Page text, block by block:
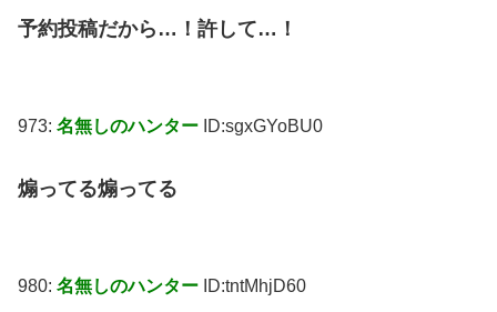
予約投稿だから…！許して…！
973: 名無しのハンター ID:sgxGYoBU0
煽ってる煽ってる
980: 名無しのハンター ID:tntMhjD60